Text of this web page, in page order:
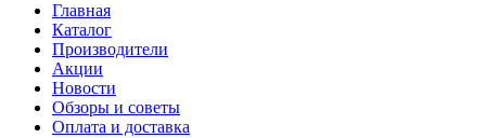
Главная
Каталог
Производители
Акции
Новости
Обзоры и советы
Оплата и доставка